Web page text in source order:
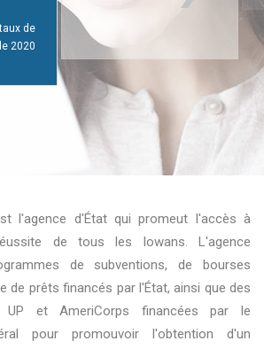
de
2020
étudiants inscrits
l'agence d'État qui promeut l'accès à
de tous les Iowans. L'agence
de subventions, de bourses
de prêts financés par l'État, ainsi que des
UP et AmeriCorps financées par le
pour promouvoir l'obtention d'un